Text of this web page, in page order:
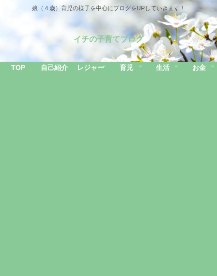
娘（４歳）育児の様子を中心にブログをUPしていきます！
イチの子育てブログ
TOP 自己紹介 レジャー 育児 生活 お金